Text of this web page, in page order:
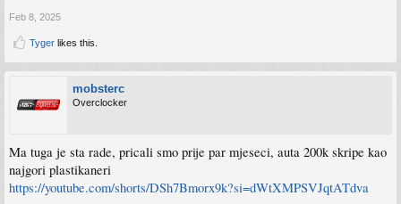
Feb 8, 2025
Tyger likes this.
mobsterc
Overclocker
Ma tuga je sta rade, pricali smo prije par mjeseci, auta 200k skripe kao
najgori plastikaneri
https://youtube.com/shorts/DSh7Bmorx9k?si=dWtXMPSVJqtATdva